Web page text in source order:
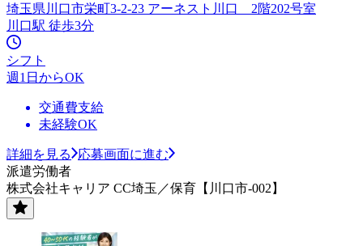
埼玉県川口市栄町3-2-23 アーネスト川口 2階202号室
川口駅 徒歩3分
シフト
週1日からOK
交通費支給
未経験OK
詳細を見る
応募画面に進む
派遣労働者
株式会社キャリア CC埼玉／保育【川口市-002】